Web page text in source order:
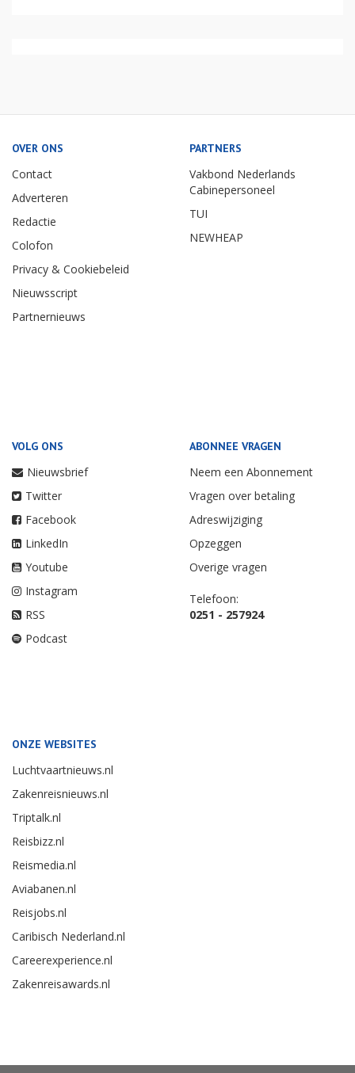
OVER ONS
Contact
Adverteren
Redactie
Colofon
Privacy & Cookiebeleid
Nieuwsscript
Partnernieuws
PARTNERS
Vakbond Nederlands
Cabinepersoneel
TUI
NEWHEAP
VOLG ONS
Nieuwsbrief
Twitter
Facebook
LinkedIn
Youtube
Instagram
RSS
Podcast
ABONNEE VRAGEN
Neem een Abonnement
Vragen over betaling
Adreswijziging
Opzeggen
Overige vragen
Telefoon:
0251 - 257924
ONZE WEBSITES
Luchtvaartnieuws.nl
Zakenreisnieuws.nl
Triptalk.nl
Reisbizz.nl
Reismedia.nl
Aviabanen.nl
Reisjobs.nl
Caribisch Nederland.nl
Careerexperience.nl
Zakenreisawards.nl